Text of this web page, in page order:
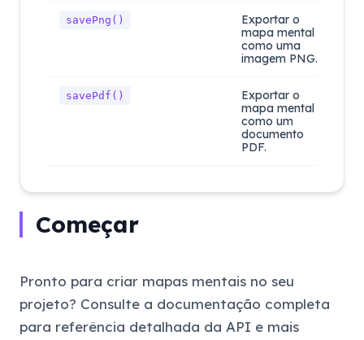
savePng()
Exportar o
mapa mental
como uma
imagem PNG.
savePdf()
Exportar o
mapa mental
como um
documento
PDF.
Começar
Pronto para criar mapas mentais no seu
projeto? Consulte a documentação completa
para referência detalhada da API e mais